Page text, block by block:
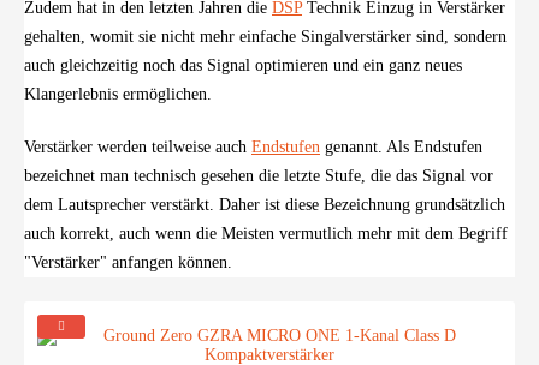
Zudem hat in den letzten Jahren die DSPTechnik Einzug in Verstärker
gehalten, womit sie nicht mehr einfache Singalverstärker sind, sondern
auch gleichzeitig noch das Signal optimieren und ein ganz neues
Klangerlebnis ermöglichen.
Verstärker werden teilweise auch Endstufen genannt. Als Endstufen
bezeichnet man technisch gesehen die letzte Stufe, die das Signal vor
dem Lautsprecher verstärkt. Daher ist diese Bezeichnung grundsätzlich
auch korrekt, auch wenn die Meisten vermutlich mehr mit dem Begriff
"Verstärker" anfangen können.